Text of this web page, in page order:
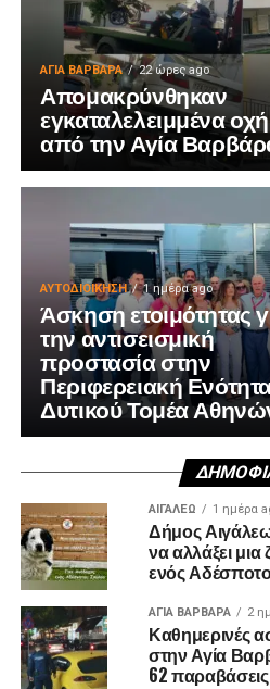
ΑΓΙΑ ΒΑΡΒΑΡΑ 22 ώρες ago
Απομακρύνθηκαν
εγκαταλελειμμένα
από την Αγία
ΑΥΤΟΔΙΟΊΚΗΣΗ 1 ημέρα ago
Άσκηση ετοιμότητας
την αντισεισμική
προστασία στην
Περιφερειακή
Δυτικού Τομέα
ΑΙΓΑΛΕΩ 1 ημέρα
Δήμος
να αλλάξει
ενός
ΑΓΙΑ ΒΑΡΒΑΡΑ 2
Καθημερινές
στην Αγία
62